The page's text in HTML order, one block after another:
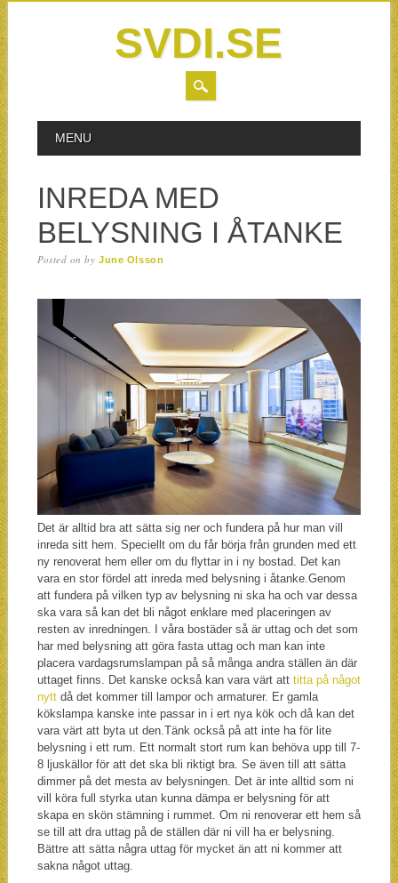
SVDI.SE
MAIN MENU
MENU
INREDA MED
BELYSNING I ÅTANKE
Posted onbyJune Olsson
Det är alltid bra att sätta sig ner och fundera på hur man vill
inreda sitt hem. Speciellt om du får börja från grunden med ett
ny renoverat hem eller om du flyttar in i ny bostad. Det kan
vara en stor fördel att inreda med belysning i åtanke.Genom
att fundera på vilken typ av belysning ni ska ha och var dessa
ska vara så kan det bli något enklare med placeringen av
resten av inredningen. I våra bostäder så är uttag och det som
har med belysning att göra fasta uttag och man kan inte
placera vardagsrumslampan på så många andra ställen än där
uttaget finns. Det kanske också kan vara värt att titta på något
nyttdå det kommer till lampor och armaturer. Er gamla
kökslampa kanske inte passar in i ert nya kök och då kan det
vara värt att byta ut den.Tänk också på att inte ha för lite
belysning i ett rum. Ett normalt stort rum kan behöva upp till 7-
8 ljuskällor för att det ska bli riktigt bra. Se även till att sätta
dimmer på det mesta av belysningen. Det är inte alltid som ni
vill köra full styrka utan kunna dämpa er belysning för att
skapa en skön stämning i rummet. Om ni renoverar ett hem så
se till att dra uttag på de ställen där ni vill ha er belysning.
Bättre att sätta några uttag för mycket än att ni kommer att
sakna något uttag.